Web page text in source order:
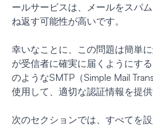
ールサービスは、メールをスパ
ね返す可能性が高いです。
幸いなことに、この問題は簡単
が受信者に確実に届くようにす
のようなSMTP（Simple Mail
使用して、適切な認証情報を提供
次のセクションでは、すべてを